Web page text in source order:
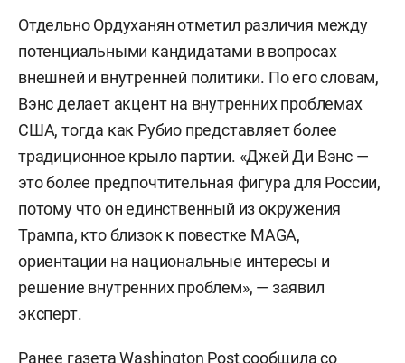
Отдельно Ордуханян отметил различия между
потенциальными кандидатами в вопросах
внешней и внутренней политики. По его словам,
Вэнс делает акцент на внутренних проблемах
США, тогда как Рубио представляет более
традиционное крыло партии. «Джей Ди Вэнс —
это более предпочтительная фигура для России,
потому что он единственный из окружения
Трампа, кто близок к повестке MAGA,
ориентации на национальные интересы и
решение внутренних проблем», — заявил
эксперт.
Ранее газетаWashington Postсообщила со